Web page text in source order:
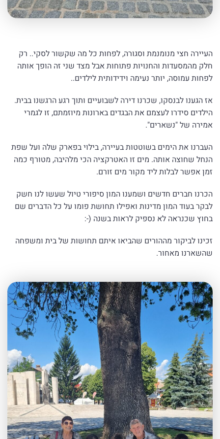
העיירה חצי מנומנמת וסגורה, לפחות כל מה שקשור לסקי.. רק
חלק מהמסעדות והחנויות פתוחות אבל מצד שני זה הופך אותה
לפחות עמוסה, יותר נעימה וידידותית לילדים..
אז הגענו לבנסקו, שכרנו דירה לשבועיים ותוך רגע הרגשנו בבית.
הילדים סידרו לעצמם את הבגדים בארונות מיוזמתם, זו לגמרי
אמירה של "נשארים".
העברנו את הימים בשוטטות בעיירה, בילוי בפארק שלה ועל שפת
הנחל שחוצה אותה. מים זו האטרקציה הכי מלהיבה, מטורף כמה
זמן אפשר לבלות ליד מקור מים זורם.
הכרנו חברים חדשים ושמענו המון סיפורי טיול שעשו לנו חשק
לבקר בעוד המון מדינות ואפילו תחושת פומו על כל הדברים שם
בחוץ שכנראה לא נספיק לראות בשנה (-:
זכינו לביקור מההורים שהביאו איתם תחושות של בית ומשפחה
שהשארנו מאחור.